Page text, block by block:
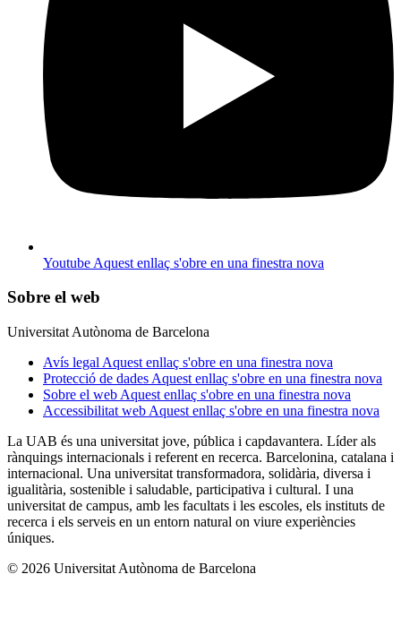
Youtube Aquest enllaç s'obre en una finestra nova
Sobre el web
Universitat Autònoma de Barcelona
Avís legal Aquest enllaç s'obre en una finestra nova
Protecció de dades Aquest enllaç s'obre en una finestra nova
Sobre el web Aquest enllaç s'obre en una finestra nova
Accessibilitat web Aquest enllaç s'obre en una finestra nova
La UAB és una universitat jove, pública i capdavantera. Líder als
rànquings internacionals i referent en recerca. Barcelonina, catalana i
internacional. Una universitat transformadora, solidària, diversa i
igualitària, sostenible i saludable, participativa i cultural. I una
universitat de campus, amb les facultats i les escoles, els instituts de
recerca i els serveis en un entorn natural on viure experiències
úniques.
© 2026 Universitat Autònoma de Barcelona